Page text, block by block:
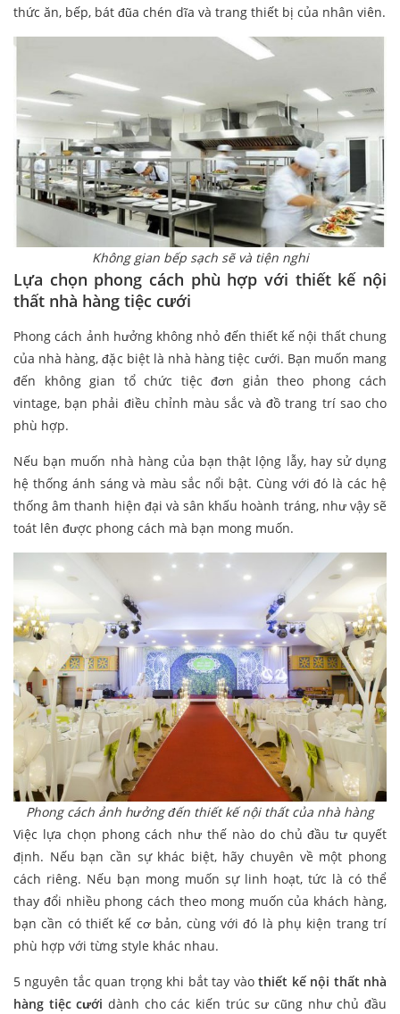
thức ăn, bếp, bát đũa chén dĩa và trang thiết bị của nhân viên.
Không gian bếp sạch sẽ và tiện nghi
Lựa chọn phong cách phù hợp với thiết kế nội
thất nhà hàng tiệc cưới
Phong cách ảnh hưởng không nhỏ đến thiết kế nội thất chung
của nhà hàng, đặc biệt là nhà hàng tiệc cưới. Bạn muốn mang
đến không gian tổ chức tiệc đơn giản theo phong cách
vintage, bạn phải điều chỉnh màu sắc và đồ trang trí sao cho
phù hợp.
Nếu bạn muốn nhà hàng của bạn thật lộng lẫy, hay sử dụng
hệ thống ánh sáng và màu sắc nổi bật. Cùng với đó là các hệ
thống âm thanh hiện đại và sân khấu hoành tráng, như vậy sẽ
toát lên được phong cách mà bạn mong muốn.
Phong cách ảnh hưởng đến thiết kế nội thất của nhà hàng
Việc lựa chọn phong cách như thế nào do chủ đầu tư quyết
định. Nếu bạn cần sự khác biệt, hãy chuyên về một phong
cách riêng. Nếu bạn mong muốn sự linh hoạt, tức là có thể
thay đổi nhiều phong cách theo mong muốn của khách hàng,
bạn cần có thiết kế cơ bản, cùng với đó là phụ kiện trang trí
phù hợp với từng style khác nhau.
5 nguyên tắc quan trọng khi bắt tay vàothiết kế nội thất nhà
hàng tiệc cưới dành cho các kiến trúc sư cũng như chủ đầu